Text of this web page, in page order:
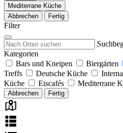
Mediterrane Küche
Abbrechen
Fertig
Filter
Kategorien
Bars und Kneipen
Biergärten
Treffs
Deutsche Küche
Küche
Eiscafés Mediterrane
Abbrechen Fertig